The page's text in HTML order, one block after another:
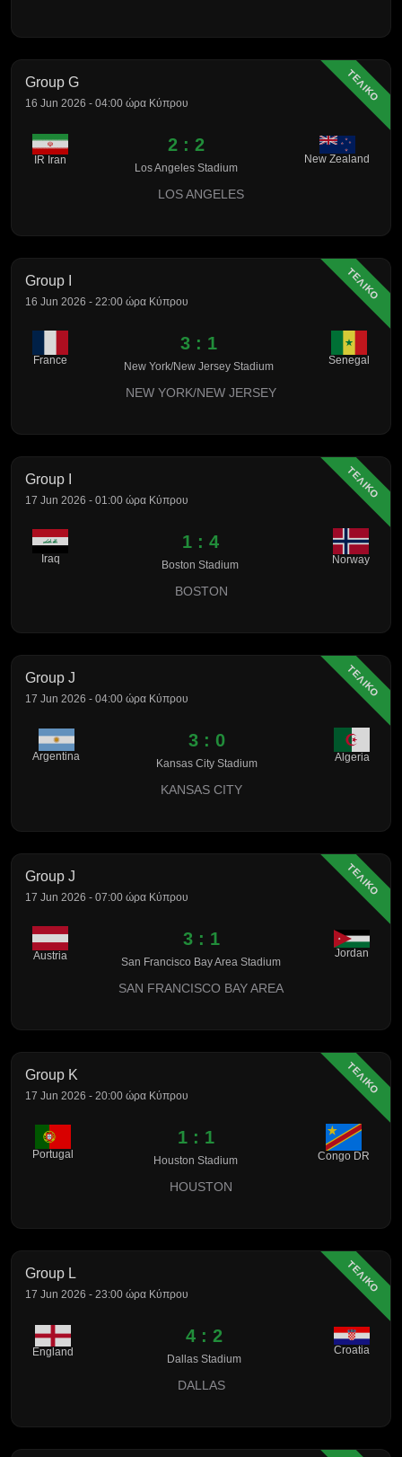
ΤΕΛΙΚΟ
Group G
16 Jun 2026 - 04:00 ώρα Κύπρου
IR Iran
2 : 2
Los Angeles Stadium
New Zealand
LOS ANGELES
ΤΕΛΙΚΟ
Group I
16 Jun 2026 - 22:00 ώρα Κύπρου
France
3 : 1
New York/New Jersey Stadium
Senegal
NEW YORK/NEW JERSEY
ΤΕΛΙΚΟ
Group I
17 Jun 2026 - 01:00 ώρα Κύπρου
Iraq
1 : 4
Boston Stadium Norway
BOSTON
ΤΕΛΙΚΟ
Group J
17 Jun 2026 - 04:00 ώρα Κύπρου
Argentina
3 : 0
Kansas City Stadium
Algeria
KANSAS CITY
ΤΕΛΙΚΟ
Group J
17 Jun 2026 - 07:00 ώρα Κύπρου
Austria
3 : 1
San Francisco Bay Area Stadium
Jordan
SAN FRANCISCO BAY AREA
ΤΕΛΙΚΟ
Group K
17 Jun 2026 - 20:00 ώρα Κύπρου
Portugal
1 : 1
Houston Stadium Congo DR
HOUSTON
ΤΕΛΙΚΟ
Group L
17 Jun 2026 - 23:00 ώρα Κύπρου
England
4 : 2
Dallas Stadium
Croatia
DALLAS